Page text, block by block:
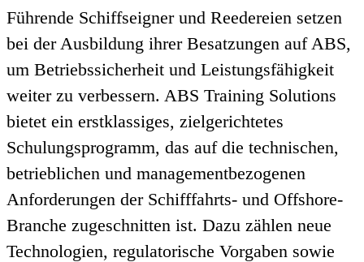
Führende Schiffseigner und Reedereien setzen
bei der Ausbildung ihrer Besatzungen auf ABS,
um Betriebssicherheit und Leistungsfähigkeit
weiter zu verbessern. ABS Training Solutions
bietet ein erstklassiges, zielgerichtetes
Schulungsprogramm, das auf die technischen,
betrieblichen und managementbezogenen
Anforderungen der Schifffahrts- und Offshore-
Branche zugeschnitten ist. Dazu zählen neue
Technologien, regulatorische Vorgaben sowie